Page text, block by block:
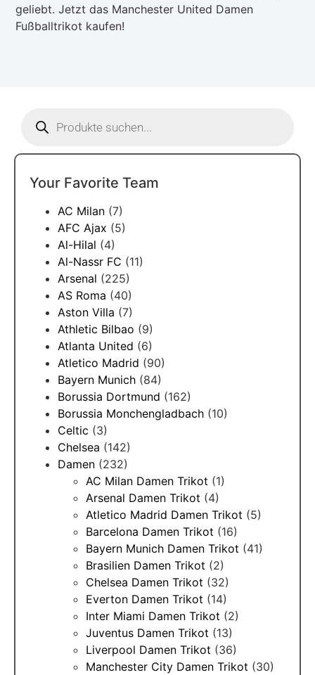
geliebt. Jetzt das Manchester United Damen
Fußballtrikot kaufen!
Your Favorite Team
AC Milan (7)
AFC Ajax (5)
Al-Hilal (4)
Al-Nassr FC (11)
Arsenal (225)
AS Roma (40)
Aston Villa (7)
Athletic Bilbao (9)
Atlanta United (6)
Atletico Madrid (90)
Bayern Munich (84)
Borussia Dortmund (162)
Borussia Monchengladbach (10)
Celtic (3)
Chelsea (142)
Damen (232)
AC Milan Damen Trikot (1)
Arsenal Damen Trikot (4)
Atletico Madrid Damen Trikot (5)
Barcelona Damen Trikot (16)
Bayern Munich Damen Trikot (41)
Brasilien Damen Trikot (2)
Chelsea Damen Trikot (32)
Everton Damen Trikot (14)
Inter Miami Damen Trikot (2)
Juventus Damen Trikot (13)
Liverpool Damen Trikot (36)
Manchester City Damen Trikot (30)